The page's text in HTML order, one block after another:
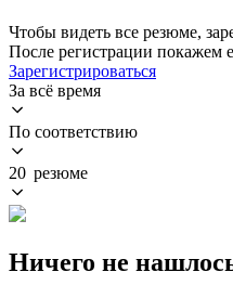
Чтобы видеть все резюме,
После регистрации покажем
Зарегистрироваться
За всё время
По соответствию
20 резюме
Ничего не